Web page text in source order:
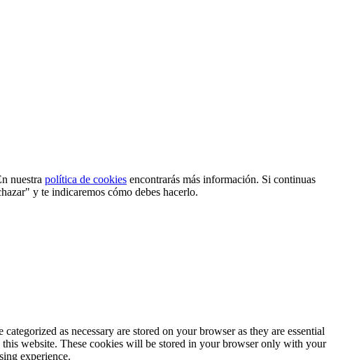
nuestra política de cookies encontrarás más información. Si continuas
y te indicaremos cómo debes hacerlo.
as necessary are stored on your browser as they are essential
website. These cookies will be stored in your browser only with your
experience.